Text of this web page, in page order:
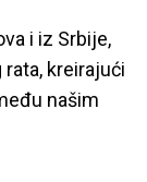
i iz Srbije,
kreirajući
našim